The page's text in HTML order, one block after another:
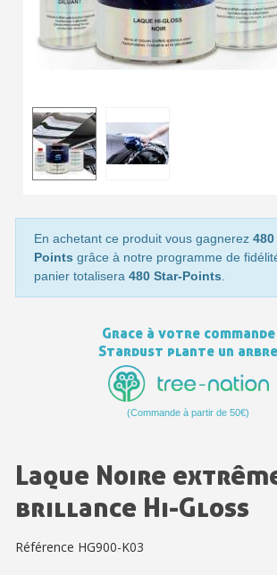
Gagnez des points de fidélité à chaque
Livraison sous 24 h en France
Réduction de 5€ sur la première
10€ de bon d'achat pour chaque
Livraison sous 24 h en France
Livraison offerte en France métropolitaine
Paiement en 4x sans frais dès 30€
Partagez vos créations et obtenez des
Gagnez des points de fidélité à chaque
Livraison sous 24 h en France
Réduction de 5€ sur la première
10€ de bon d'achat pour chaque
En achetant ce produit vous gagnerez 480
Points grâce à notre programme de
panier totalisera 480 Star-Points
Grace à votre commande
Stardust plante un arbre
(Commande à partir de 50€)
Laque Noire
brillance Hi-Gloss
Référence HG900-K03